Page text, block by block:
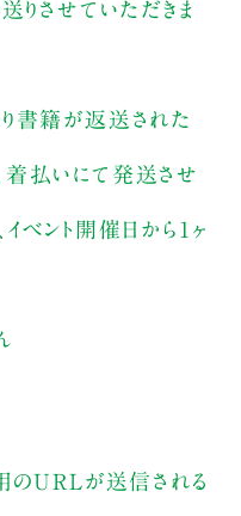
りさせていただきま
書籍が返送された
払いにて発送させ
ベント開催日から1ヶ
のURLが送信される